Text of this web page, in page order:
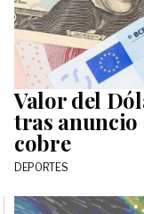
Valor del
tras anuncio
cobre
DEPORTES